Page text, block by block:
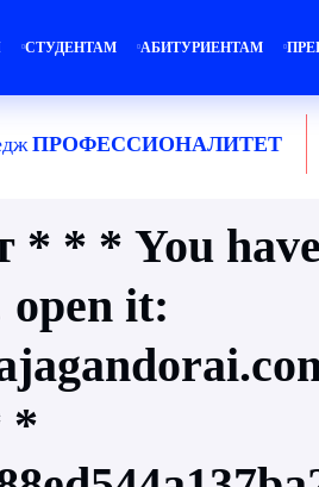
СТУДЕНТАМ АБИТУРИЕНТАМ
ПРОФЕССИОНАЛИТЕТ
* * * You
it:
*